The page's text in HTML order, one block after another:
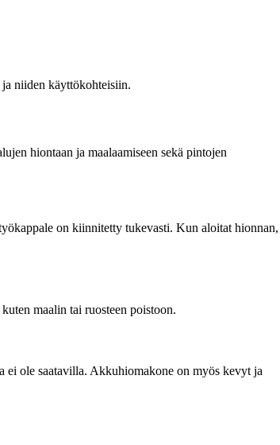
niiden käyttökohteisiin.
hiontaan ja maalaamiseen sekä pintojen
on kiinnitetty tukevasti. Kun aloitat hionnan,
maalin tai ruosteen poistoon.
ei ole saatavilla. Akkuhiomakone on myös kevyt ja